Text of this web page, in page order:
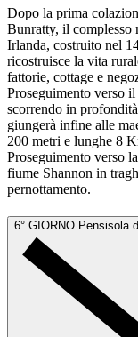
Dopo la prima
Bunratty, il complesso
Irlanda, costruito nel
ricostruisce la vita
fattorie, cottage e
Proseguimento verso il
scorrendo in
giungerà infine alle
200 metri e lunghe 8
Proseguimento verso
fiume Shannon in
pernottamento.
6° GIORNO Pensisola